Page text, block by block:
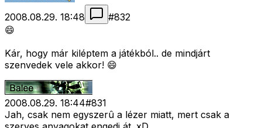
2008.08.29. 18:48 #832
😄
Kár, hogy már kiléptem a játékból.. de mindjárt
szenvedek vele akkor! 😄
2008.08.29. 18:44#831
Jah, csak nem egyszerû a lézer miatt, mert csak a